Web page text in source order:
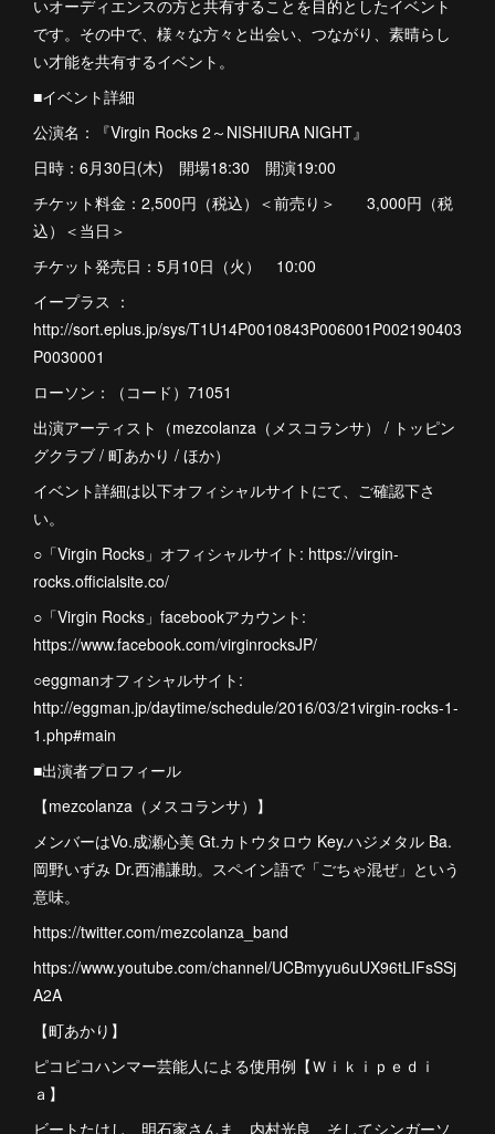
いオーディエンスの方と共有することを目的としたイベント
です。その中で、様々な方々と出会い、つながり、素晴らし
い才能を共有するイベント。
■イベント詳細
公演名：『Virgin Rocks 2～NISHIURA NIGHT』
日時：6月30日(木) 開場18:30 開演19:00
チケット料金：2,500円（税込）＜前売り＞ 3,000円（税
込）＜当日＞
チケット発売日：5月10日（火） 10:00
イープラス ：
http://sort.eplus.jp/sys/T1U14P0010843P006001P002190403
P0030001
ローソン：（コード）71051
出演アーティスト（mezcolanza（メスコランサ） / トッピン
グクラブ / 町あかり / ほか）
イベント詳細は以下オフィシャルサイトにて、ご確認下さ
い。
○「Virgin Rocks」オフィシャルサイト: https://virgin-
rocks.officialsite.co/
○「Virgin Rocks」facebookアカウント:
https://www.facebook.com/virginrocksJP/
○eggmanオフィシャルサイト:
http://eggman.jp/daytime/schedule/2016/03/21virgin-rocks-1-
1.php#main
■出演者プロフィール
【mezcolanza（メスコランサ）】
メンバーはVo.成瀬心美 Gt.カトウタロウ Key.ハジメタル Ba.
岡野いずみ Dr.西浦謙助。スペイン語で「ごちゃ混ぜ」という
意味。
https://twitter.com/mezcolanza_band
https://www.youtube.com/channel/UCBmyyu6uUX96tLIFsSSj
A2A
【町あかり】
ピコピコハンマー芸能人による使用例【Ｗｉｋｉｐｅｄｉ
ａ】
ビートたけし、明石家さんま、内村光良、そしてシンガーソ